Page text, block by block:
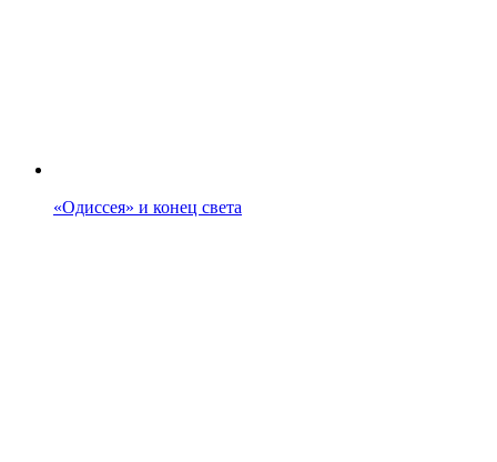
«Одиссея» и конец света